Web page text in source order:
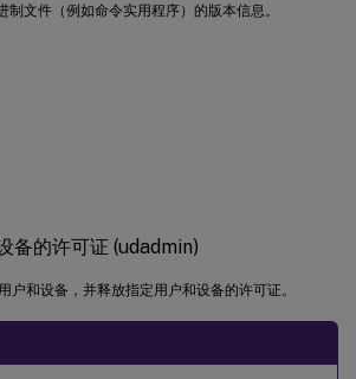
制文件（例如命令实用程序）的版本信息。
备的许可证 (udadmin)
户和设备，并释放指定用户和设备的许可证。